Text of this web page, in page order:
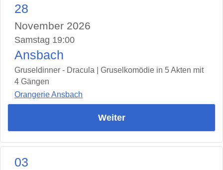
28
November 2026
Samstag 19:00
Ansbach
Gruseldinner - Dracula | Gruselkomödie in 5 Akten mit
4 Gängen
Orangerie Ansbach
Weiter
03